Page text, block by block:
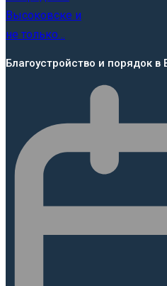
Благоустройство и порядок